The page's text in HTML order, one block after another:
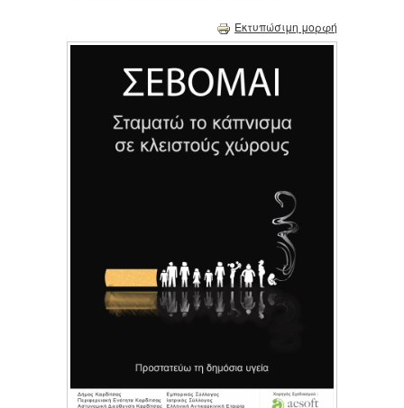
Εκτυπώσιμη μορφή